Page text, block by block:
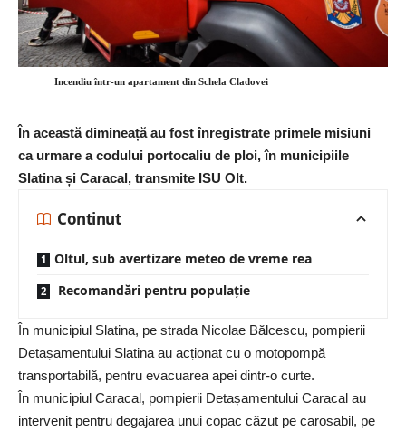
Incendiu într-un apartament din Schela Cladovei
În această dimineață au fost înregistrate primele misiuni
ca urmare a codului portocaliu de ploi, în municipiile
Slatina și Caracal, transmite ISU Olt.
Continut
Oltul, sub avertizare meteo de vreme rea
Recomandări pentru populație
În municipiul Slatina, pe strada Nicolae Bălcescu, pompierii
Detașamentului Slatina au acționat cu o motopompă
transportabilă, pentru evacuarea apei dintr-o curte.
În municipiul Caracal, pompierii Detașamentului Caracal au
intervenit pentru degajarea unui copac căzut pe carosabil, pe